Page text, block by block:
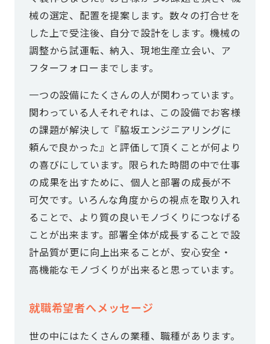
械の選定、配置を提案します。数々の打合せを
した上で受注後、自分で設計をします。機械の
調整から試運転、納入、現地生産立会い、ア
フターフォローまでします。
一つの設備にたくさんの人が関わっています。
関わっている人それぞれは、この設備でお客様
の課題が解決して『脇坂エンジニアリングに
頼んで良かった』と評価して頂くことが何より
の喜びにしています。限られた時間の中で仕事
の成果を出すために、個人と部署の成長が不
可欠です。いろんな角度からの視点を取り入れ
ることで、より質の良いモノづくりにつなげる
ことが出来ます。部署全体が成長することで設
計品質が更に向上出来ることが、安心安全・
高機能なモノづくりが出来ると思っています。
就職希望者へメッセージ
世の中にはたくさんの業種、職種があります。